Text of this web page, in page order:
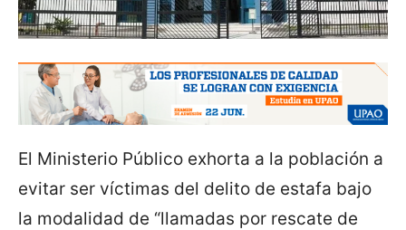
El Ministerio Público exhorta a la población a
evitar ser víctimas del delito de estafa bajo
la modalidad de “llamadas por rescate de